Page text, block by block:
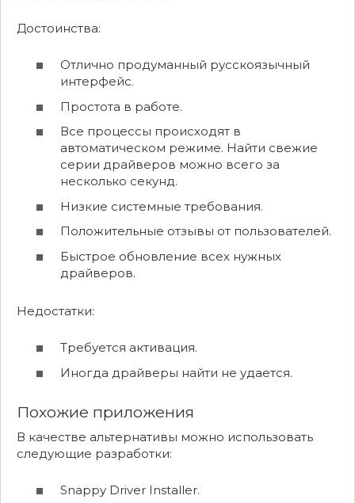
Достоинства:
Отлично продуманный русскоязычный
интерфейс.
Простота в работе.
Все процессы происходят в
автоматическом режиме. Найти свежие
серии драйверов можно всего за
несколько секунд.
Низкие системные требования.
Положительные отзывы от пользователей.
Быстрое обновление всех нужных
драйверов.
Недостатки:
Требуется активация.
Иногда драйверы найти не удается.
Похожие приложения
В качестве альтернативы можно использовать
следующие разработки:
Snappy Driver Installer.